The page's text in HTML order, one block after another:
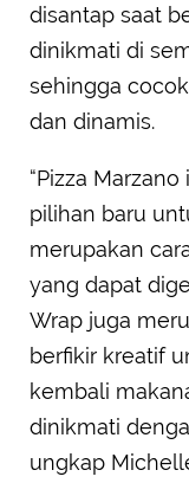
disantap saat
dinikmati di
sehingga
dan dinamis.
“Pizza
pilihan baru
merupakan
yang dapat
Wrap juga
berfikir kreatif
kembali
dinikmati
ungkap